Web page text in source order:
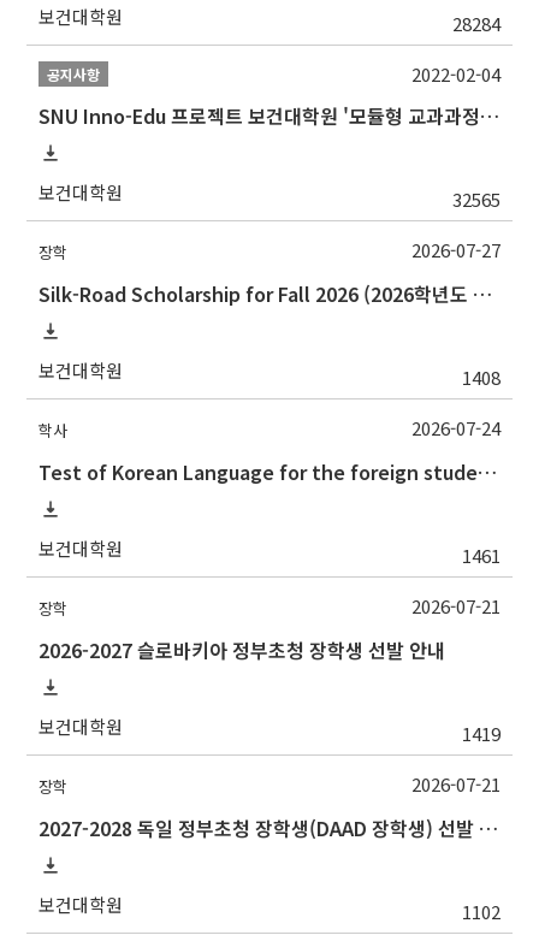
보건대학원 28284
공지사항
SNU Inno-Edu 프로젝트 보건대학원 '모듈형 교과과정' 안내(revised 2022/2/28)
보건대학원 32565
2022-02-04
장학
Silk-Road Scholarship for Fall 2026 (2026학년도 2학기‘실크로드 장학사업' 안내)
보건대학원 1408
2026-07-27
학사
Test of Korean Language for the foreign students(the 2nd semester, 2026) 2026.2학기 외국인학생의 한국어시험 실시 안내(논문제출자격시험)
보건대학원 1461
2026-07-24
장학
2026-2027 슬로바키아 정부초청 장학생 선발 안내
보건대학원 1419
2026-07-21
장학
2027-2028 독일 정부초청 장학생(DAAD 장학생) 선발 안내
보건대학원 1102
2026-07-21